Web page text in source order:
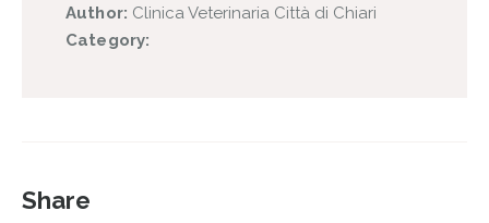
Author: Clinica Veterinaria Città di Chiari
Category:
Share